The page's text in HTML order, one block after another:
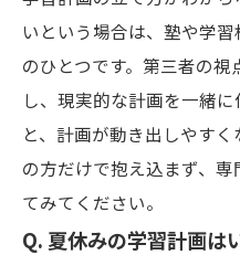
いという場合は、塾や学
のひとつです。第三者の
し、現実的な計画を一緒
と、計画が動き出しやす
の方だけで抱え込まず、
てみてください。
Q. 夏休みの学習計画は